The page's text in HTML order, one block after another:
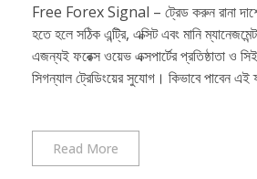
Free Forex Signal – ট্রেড করুন রানা
হতে হলে সঠিক এন্ট্রি, এক্সিট এবং মানি
এজন্যই ফরেক্স ওয়েভ এক্সপার্টের প্রতিষ্ঠাতা ও
সিগন্যাল ট্রেডিংয়ের সুযোগ। কিভাবে পাবেন এই
Read More